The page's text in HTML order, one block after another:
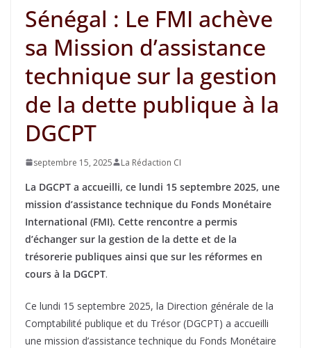
Sénégal : Le FMI achève
sa Mission d’assistance
technique sur la gestion
de la dette publique à la
DGCPT
septembre 15, 2025 La Rédaction CI
La DGCPT a accueilli, ce lundi 15 septembre 2025, une
mission d’assistance technique du Fonds Monétaire
International (FMI). Cette rencontre a permis
d’échanger sur la gestion de la dette et de la
trésorerie publiques ainsi que sur les réformes en
cours à la DGCPT.
Ce lundi 15 septembre 2025, la Direction générale de la
Comptabilité publique et du Trésor (DGCPT) a accueilli
une mission d’assistance technique du Fonds Monétaire